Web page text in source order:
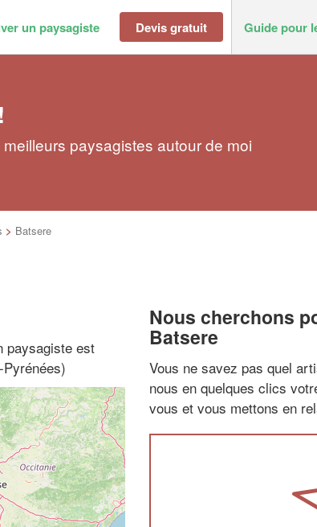
un paysagiste Devis gratuit Guide pour
paysagistes autour de moi
> Batsere
paysagiste est
Nous cherchons
Batsere
Vous ne savez pas quel
nous en quelques clics
vous et vous mettons en